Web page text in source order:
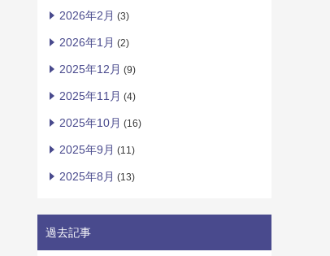
2026年2月 (3)
2026年1月 (2)
2025年12月 (9)
2025年11月 (4)
2025年10月 (16)
2025年9月 (11)
2025年8月 (13)
過去記事